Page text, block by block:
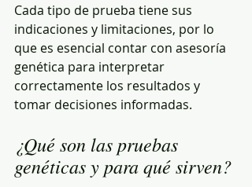
Cada tipo de prueba tiene sus
indicaciones y limitaciones, por lo
que es esencial contar con asesoría
genética para interpretar
correctamente los resultados y
tomar decisiones informadas.
¿Qué son las pruebas
genéticas y para qué sirven?